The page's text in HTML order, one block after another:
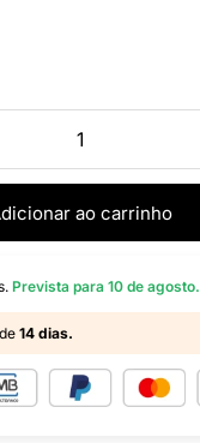
ao carrinho
Prevista para 10 de agosto.
14 dias.